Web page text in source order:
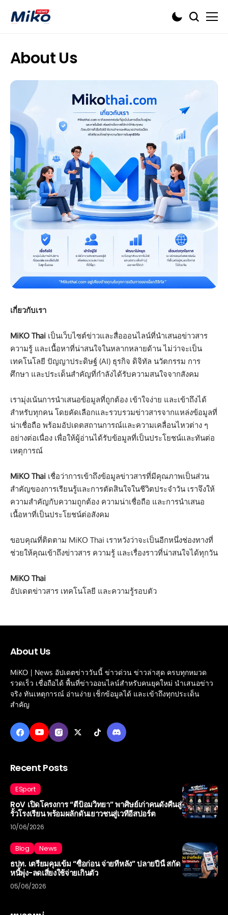
About Us
เกี่ยวกับเรา
MiKO Thai เป็นเว็บไซต์ข่าวและสื่อออนไลน์ที่นำเสนอข่าวสาร
ความรู้ และเนื้อหาที่น่าสนใจในหลากหลายด้าน ไม่ว่าจะเป็น
เทคโนโลยี ปัญญาประดิษฐ์ (AI) ธุรกิจ ดิจิทัล นวัตกรรม การ
ศึกษา และประเด็นสำคัญที่กำลังได้รับความสนใจจากสังคม
เรามุ่งเน้นการนำเสนอข้อมูลที่ถูกต้อง เข้าใจง่าย และเข้าถึงได้
สำหรับทุกคน โดยคัดเลือกและรวบรวมข่าวสารจากแหล่งข้อมูลที่
น่าเชื่อถือ พร้อมอัปเดตสถานการณ์และความเคลื่อนไหวต่าง ๆ
อย่างต่อเนื่อง เพื่อให้ผู้อ่านได้รับข้อมูลที่เป็นประโยชน์และทันต่อ
เหตุการณ์
MiKO Thai เชื่อว่าการเข้าถึงข้อมูลข่าวสารที่มีคุณภาพเป็นส่วน
สำคัญของการเรียนรู้และการตัดสินใจในชีวิตประจำวัน เราจึงให้
ความสำคัญกับความถูกต้อง ความน่าเชื่อถือ และการนำเสนอ
เนื้อหาที่เป็นประโยชน์ต่อสังคม
ขอบคุณที่ติดตาม MiKO Thai เราหวังว่าจะเป็นอีกหนึ่งช่องทางที่
ช่วยให้คุณเข้าถึงข่าวสาร ความรู้ และเรื่องราวที่น่าสนใจได้ทุกวัน
MiKO Thai
อัปเดตข่าวสาร เทคโนโลยี และความรู้รอบตัว
About Us
MiKO | News อัปเดตข่าววันนี้ ข่าวด่วน ข่าวล่าสุด ครบทุกหมวด
รวดเร็ว เชื่อถือได้ พื้นที่ข่าวออนไลน์สำหรับคนยุคใหม่ นำเสนอข่าว
จริง ทันเหตุการณ์ อ่านง่าย เช็กข้อมูลได้ และเข้าถึงทุกประเด็น
สำคัญ
Recent Posts
ESport
RoV เปิดโครงการ “ตีป้อมวิทยา” พาศิษย์เก่าคนดังคืนสู่
รั้วโรงเรียน พร้อมผลักดันเยาวชนสู่เวทีอีสปอร์ต
10/06/2026
Blog News
ธปท. เตรียมคุมเข้ม “ซื้อก่อน จ่ายทีหลัง” ปลายปีนี้ สกัด
หนี้พุ่ง-ลดเสี่ยงใช้จ่ายเกินตัว
05/06/2026